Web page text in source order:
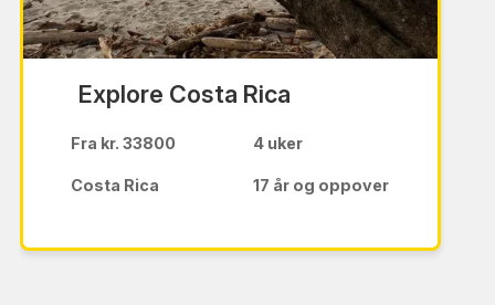
Explore Costa Rica
Fra kr. 33800 4 uker
Costa Rica 17 år og oppover